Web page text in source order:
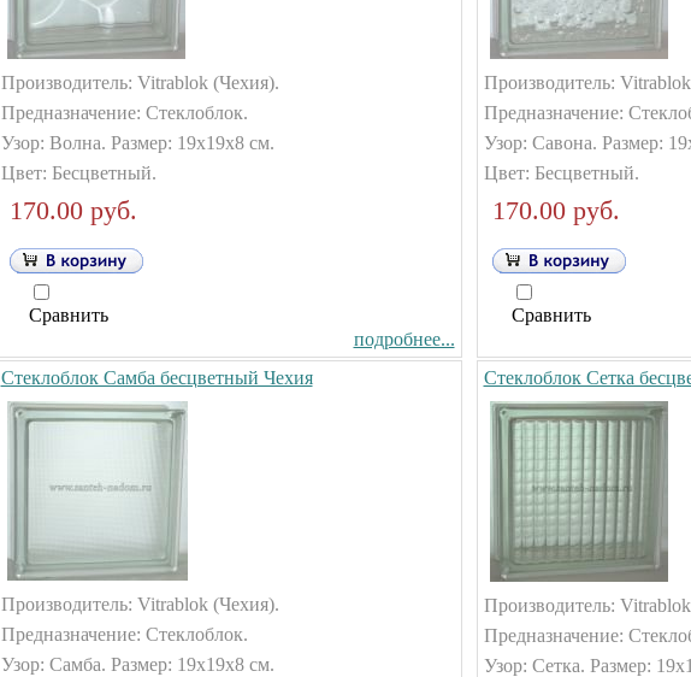
Производитель: Vitrablok (Чехия).
Предназначение: Стеклоблок.
Узор: Волна. Размер: 19х19х8 см.
Цвет: Бесцветный.
170.00 руб.
Сравнить
подробнее...
Производитель:
Предназначение:
Узор: Савона. Размер:
Цвет: Бесцветный.
170.00 руб.
Сравнить
Стеклоблок Самба бесцветный Чехия
Производитель: Vitrablok (Чехия).
Предназначение: Стеклоблок.
Узор: Самба. Размер: 19х19х8 см.
Стеклоблок Сетка
Производитель:
Предназначение:
Узор: Сетка. Размер: